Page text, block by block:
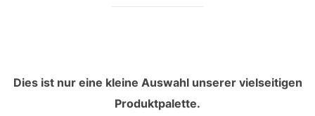
Dies ist nur eine kleine Auswahl unserer vielseitigen
Produktpalette.